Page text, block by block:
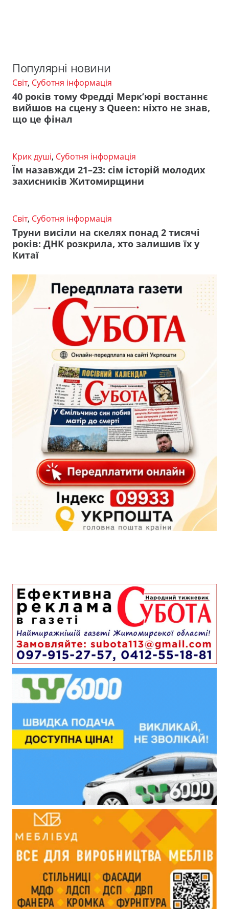
Популярні новини
Світ, Суботня інформація
40 років тому Фредді Мерк’юрі востаннє
вийшов на сцену з Queen: ніхто не знав,
що це фінал
Крик душі, Суботня інформація
Їм назавжди 21–23: сім історій молодих
захисників Житомирщини
Світ, Суботня інформація
Труни висіли на скелях понад 2 тисячі
років: ДНК розкрила, хто залишив їх у
Китаї